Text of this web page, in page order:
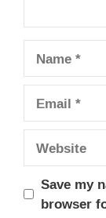
Name
Email
Website
Save my
browser